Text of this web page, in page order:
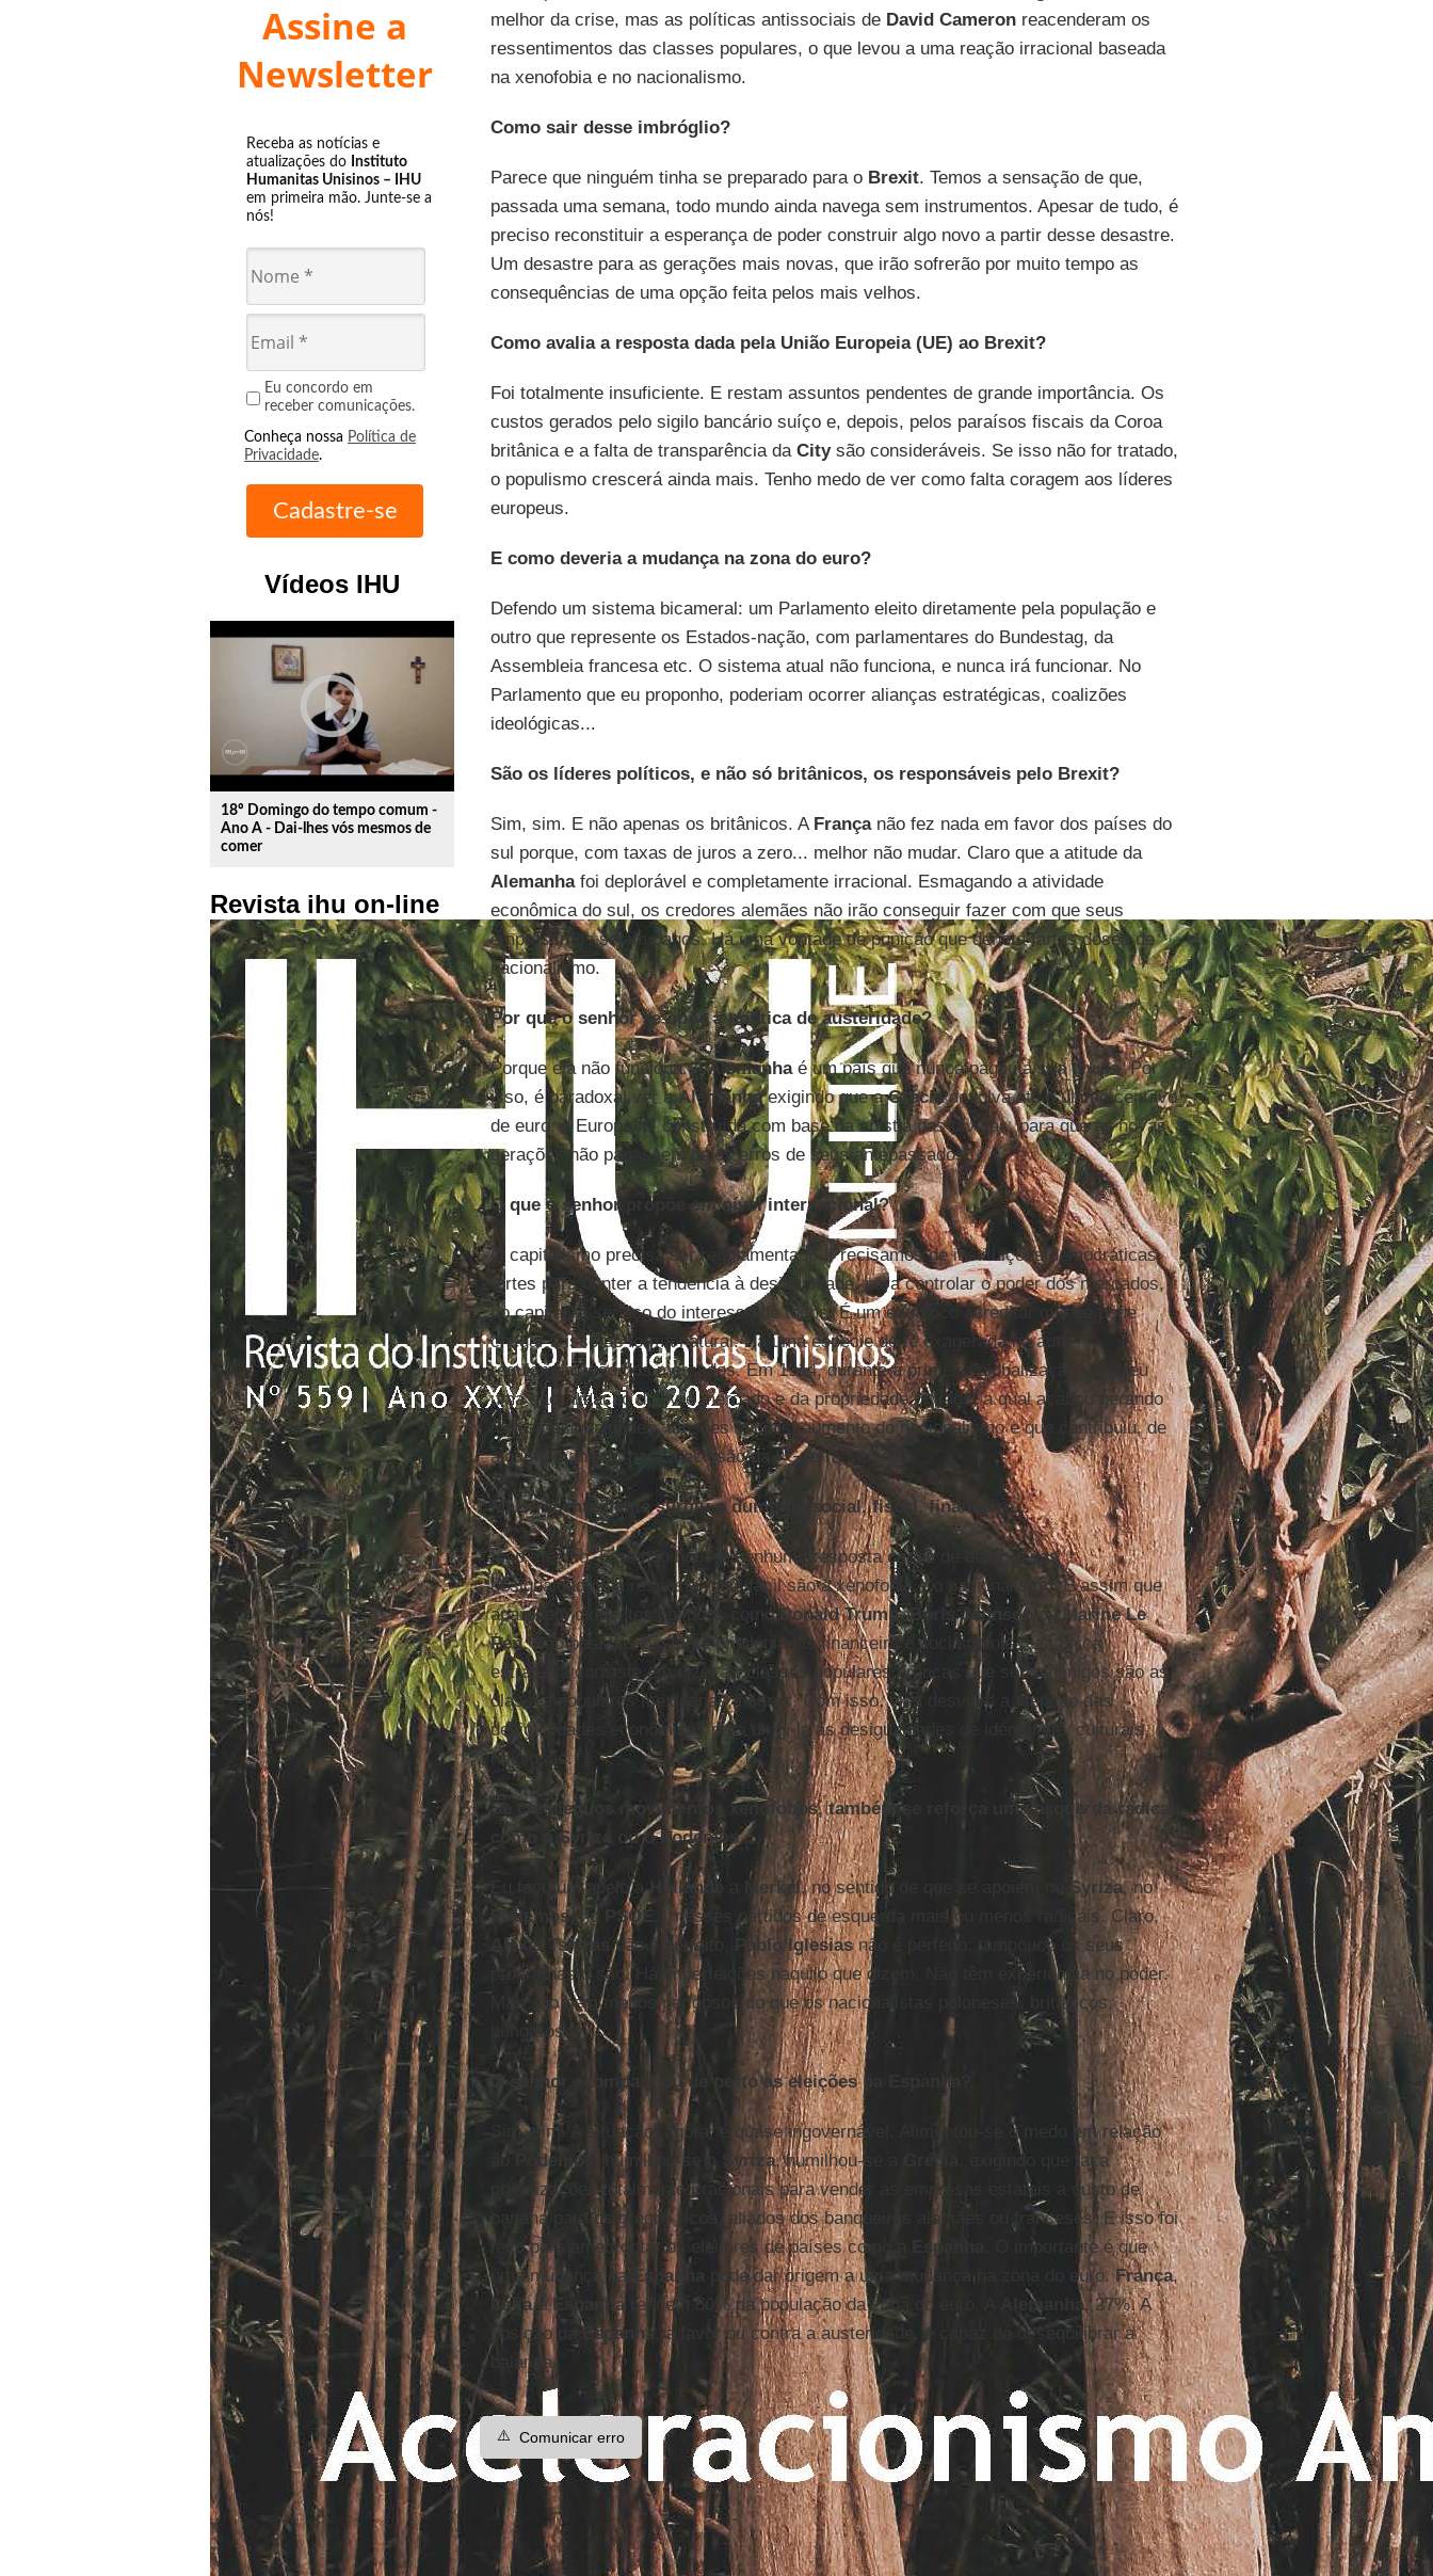
Assine a
Newsletter
Receba as notícias e
atualizações do Instituto
Humanitas Unisinos – IHU
em primeira mão. Junte-se a
nós!
Eu concordo em
receber comunicações.
Conheça nossa Política de
Privacidade.
Vídeos IHU
play_circle_outline
18º Domingo do tempo comum -
Ano A - Dai-lhes vós mesmos de
comer
Revista ihu on-line
melhor da crise, mas as políticas antissociais de David Cameronreacenderam os
ressentimentos das classes populares, o que levou a uma reação irracional baseada
na xenofobia e no nacionalismo.
Como sair desse imbróglio?
Parece que ninguém tinha se preparado para o Brexit. Temos a sensação de que,
passada uma semana, todo mundo ainda navega sem instrumentos. Apesar de tudo, é
preciso reconstituir a esperança de poder construir algo novo a partir desse desastre.
Um desastre para as gerações mais novas, que irão sofrerão por muito tempo as
consequências de uma opção feita pelos mais velhos.
Como avalia a resposta dada pela União Europeia (UE) ao Brexit?
Foi totalmente insuficiente. E restam assuntos pendentes de grande importância. Os
custos gerados pelo sigilo bancário suíço e, depois, pelos paraísos fiscais da Coroa
britânica e a falta de transparência da Citysão consideráveis. Se isso não for tratado,
o populismo crescerá ainda mais. Tenho medo de ver como falta coragem aos líderes
europeus.
E como deveria a mudança na zona do euro?
Defendo um sistema bicameral: um Parlamento eleito diretamente pela população e
outro que represente os Estados-nação, com parlamentares do Bundestag, da
Assembleia francesa etc. O sistema atual não funciona, e nunca irá funcionar. No
Parlamento que eu proponho, poderiam ocorrer alianças estratégicas, coalizões
ideológicas...
São os líderes políticos, e não só britânicos, os responsáveis pelo Brexit?
Sim, sim. E não apenas os britânicos. A Françanão fez nada em favor dos países do
sul porque, com taxas de juros a zero... melhor não mudar. Claro que a atitude da
Alemanhafoi deplorável e completamente irracional. Esmagando a atividade
econômica do sul, os credores alemães não irão conseguir fazer com que seus
empréstimos sejam pagos. Há uma vontade de punição que denota fartas doses de
nacionalismo.
Por que o senhor se opõe à política de austeridade?
Porque ela não funciona. AAlemanhaé um país que nunca pagou a sua dívida. Por
isso, é paradoxal ver aAlemanhaexigindo que aGréciadevolva até o último centavo
de euro. A Europa foi construída com base na anistia das dívidas, para que as novas
gerações não pagassem pelos erros de seus antepassados.
O que o senhor propõe em nível internacional?
O capitalismo precisa ser regulamentado. Precisamos de instituições democráticas
fortes para conter a tendência à desigualdade, para controlar o poder dos mercados,
do capital, a serviço do interesse de todos. É um equívoco acreditar que se pode
chegar a isso de forma natural. Há uma espécie de fé exagerada na auto-
regulamentação dos mercados. Em 1914, durante a primeira globalização, ocorreu
uma sacralização do livre mercado e da propriedade privada, a qual acabou gerando
fortes desigualdades, tensões sociais, aumento do nacionalismo e que contribuiu, de
alguma maneira, para a eclosão da I Guerra Mundial.
Mais recentemente surgiu o dumping social, fiscal, financeiro...
Isso mesmo. E se não houver nenhuma resposta capaz de deter essas
desigualdades, a resposta mais fácil são a xenofobia e o nacionalismo. É assim que
aparecem dirigentes políticos comoDonald Trump,Boris Johnson ouMarine Le
Pen. São pessoas bastante privilegiadas financeira e socialmente cuja única
estratégia consiste em dizer às classes populares brancas que seus inimigos são as
classes populares mexicanas, negras. Com isso, elas desviam a atenção das
desigualdades econômicas para dirigi-la às desigualdades de identidade, culturais,
religiosas.
Se crescem os movimentos xenófobos, também se reforça uma esquerda radical,
como o Syriza ou o Podemos...
Eu faço um apelo aHollande Merkel, no sentido de que se apoiem no Syriza, no
Podemos, no PSOE
... nesses partidos de esquerda mais ou menos radicais. Claro,
Alexis Tsipras não é perfeito, Pablo Iglesiasnão é perfeito; tampouco os seus
programas o são. Há imperfeições naquilo que dizem. Não têm experiência no poder.
Mas são bem menos perigosos do que os nacionalistas poloneses, britânicos,
húngaros...
O senhor acompanhou de perto as eleições na Espanha?
Sim, sim. A situação, agora, é quase ingovernável. Alimentou-se o medo em relação
ao
Podemos , humilhou-se o Syriza, humilhou-se a Grécia
, exigindo que faça
privatizações totalmente irracionais para vender as empresas estatais a custo de
banana para os gregos ricos, aliados dos banqueiros alemães ou franceses. E isso foi
feito para amedrontar os eleitores de países como a
Espanha
. O importante é que
uma mudança na
Espanha pode dar origem a uma mudança na zona do euro.França,
ItáliaeEspanhareúnem 50% da população da zona do euro. A Alemanha, 27%. A
posição da Espanha, a favor ou contra a austeridade, é capaz de desequilibrar a
balança.
⚠️ Comunicar erro